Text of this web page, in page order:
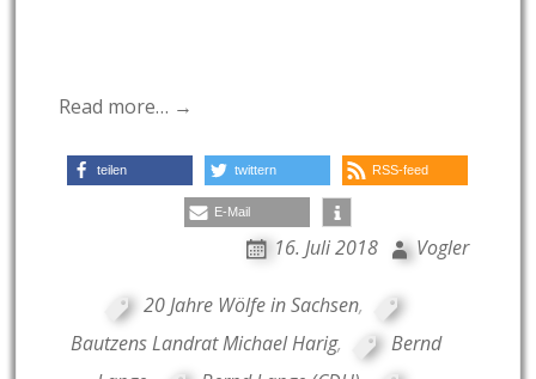
Read more… →
teilen twittern RSS-feed
E-Mail
16. Juli 2018 Vogler
20 Jahre Wölfe in Sachsen,
Bautzens Landrat Michael Harig,
Bernd